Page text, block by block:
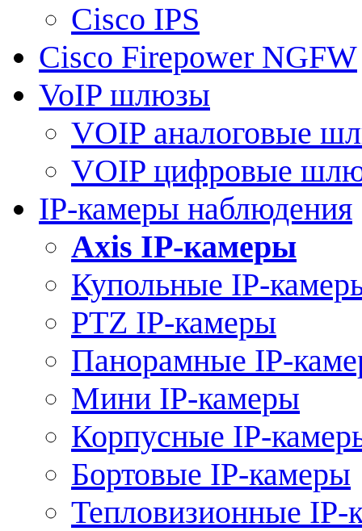
Cisco IPS
Cisco Firepower NGFW
VoIP шлюзы
VOIP аналоговые
VOIP цифровые
IP-камеры наблюдения
Axis IP-камеры
Купольные IP-
PTZ IP-камеры
Панорамные IP-
Мини IP-камеры
Корпусные IP-
Бортовые IP-камеры
Тепловизионные IP-